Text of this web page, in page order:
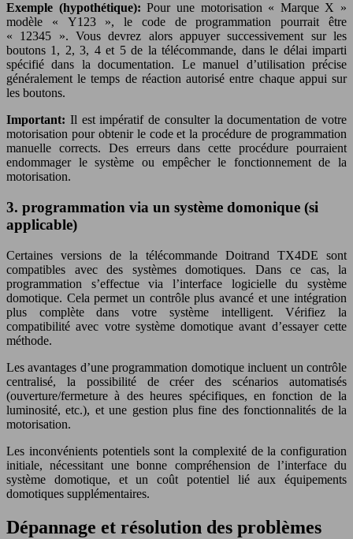
Exemple (hypothétique):Pour une motorisation « Marque X »
modèle « Y123 », le code de programmation pourrait être
« 12345 ». Vous devrez alors appuyer successivement sur les
boutons 1, 2, 3, 4 et 5 de la télécommande, dans le délai imparti
spécifié dans la documentation. Le manuel d’utilisation précise
généralement le temps de réaction autorisé entre chaque appui sur
les boutons.
Important: Il est impératif de consulter la documentation de votre
motorisation pour obtenir le code et la procédure de programmation
manuelle corrects. Des erreurs dans cette procédure pourraient
endommager le système ou empêcher le fonctionnement de la
motorisation.
3. programmation via un système domonique (si
applicable)
Certaines versions de la télécommande Doitrand TX4DE sont
compatibles avec des systèmes domotiques. Dans ce cas, la
programmation s’effectue via l’interface logicielle du système
domotique. Cela permet un contrôle plus avancé et une intégration
plus complète dans votre système intelligent. Vérifiez la
compatibilité avec votre système domotique avant d’essayer cette
méthode.
Les avantages d’une programmation domotique incluent un contrôle
centralisé, la possibilité de créer des scénarios automatisés
(ouverture/fermeture à des heures spécifiques, en fonction de la
luminosité, etc.), et une gestion plus fine des fonctionnalités de la
motorisation.
Les inconvénients potentiels sont la complexité de la configuration
initiale, nécessitant une bonne compréhension de l’interface du
système domotique, et un coût potentiel lié aux équipements
domotiques supplémentaires.
Dépannage et résolution des problèmes